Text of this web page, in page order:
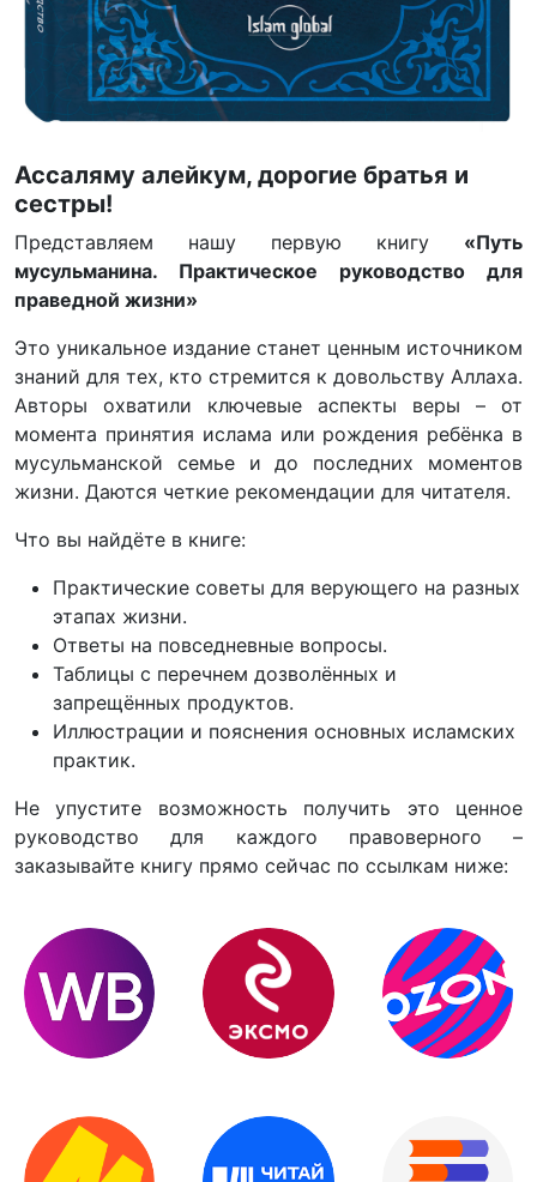
Ассаляму алейкум, дорогие братья и
сестры!
Представляем нашу первую книгу «Путь
мусульманина. Практическое руководство для
праведной жизни»
Это уникальное издание станет ценным источником
знаний для тех, кто стремится к довольству Аллаха.
Авторы охватили ключевые аспекты веры – от
момента принятия ислама или рождения ребёнка в
мусульманской семье и до последних моментов
жизни. Даются четкие рекомендации для читателя.
Что вы найдёте в книге:
Практические советы для верующего на разных
этапах жизни.
Ответы на повседневные вопросы.
Таблицы с перечнем дозволённых и
запрещённых продуктов.
Иллюстрации и пояснения основных исламских
практик.
Не упустите возможность получить это ценное
руководство для каждого правоверного –
заказывайте книгу прямо сейчас по ссылкам ниже: